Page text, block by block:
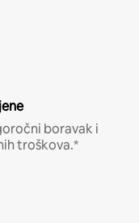
boravak i
troškova.*